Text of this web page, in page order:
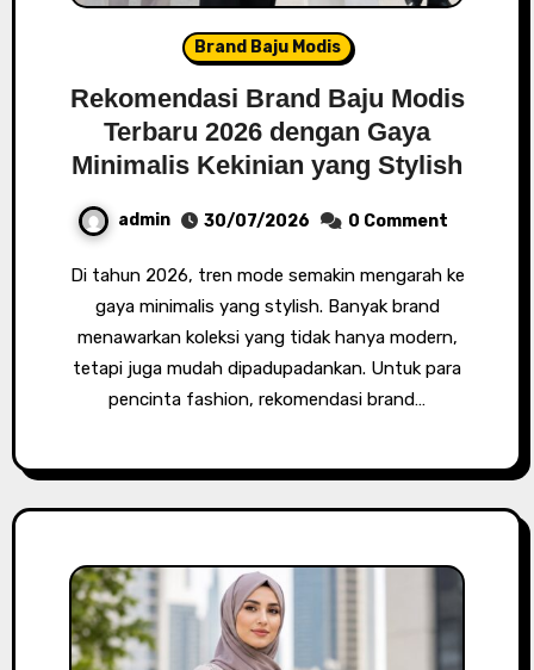
Brand Baju Modis
Rekomendasi Brand Baju Modis
Terbaru 2026 dengan Gaya
Minimalis Kekinian yang Stylish
admin 30/07/2026 0 Comment
Di tahun 2026, tren mode semakin mengarah ke
gaya minimalis yang stylish. Banyak brand
menawarkan koleksi yang tidak hanya modern,
tetapi juga mudah dipadupadankan. Untuk para
pencinta fashion, rekomendasi brand…